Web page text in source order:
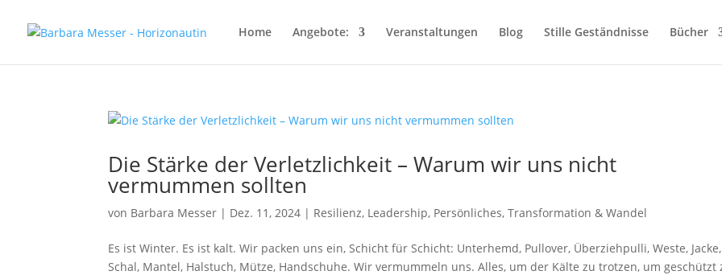
Home Angebote: Veranstaltungen Blog Stille Geständnisse Bücher
Die Stärke der Verletzlichkeit – Warum wir uns nicht
vermummen sollten
von Barbara Messer | Dez. 11, 2024 | Resilienz, Leadership, Persönliches,Transformation & Wandel
Es ist Winter. Es ist kalt. Wir packen uns ein, Schicht für Schicht: Unterhemd, Pullover, Überziehpulli, Weste, Jacke,
Schal, Mantel, Halstuch, Mütze, Handschuhe. Wir vermummeln uns. Alles, um der Kälte zu trotzen, um geschützt